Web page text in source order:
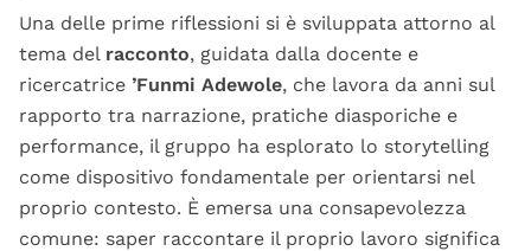
Una delle prime riflessioni si è sviluppata attorno al
tema del racconto, guidata dalla docente e
ricercatrice ’Funmi Adewole, che lavora da anni sul
rapporto tra narrazione, pratiche diasporiche e
performance, il gruppo ha esplorato lo storytelling
come dispositivo fondamentale per orientarsi nel
proprio contesto. È emersa una consapevolezza
comune: saper raccontare il proprio lavoro significa